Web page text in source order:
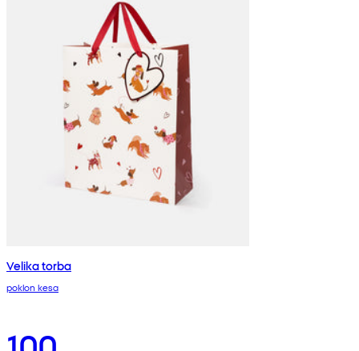
Velika torba
poklon kesa